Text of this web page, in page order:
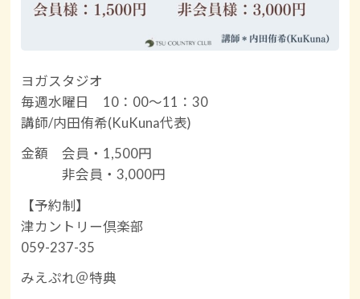
ヨガスタジオ
毎週水曜日 10：00〜11：30
講師/内田侑希(KuKuna代表)
金額 会員・1,500円
非会員・3,000円
【予約制】
津カントリー倶楽部
059-237-35
みえぷれ＠特典